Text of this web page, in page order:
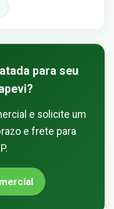
para seu
e solicite um
e frete para